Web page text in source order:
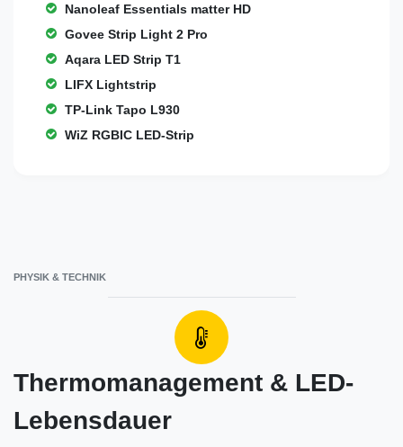
Nanoleaf Essentials matter HD
Govee Strip Light 2 Pro
Aqara LED Strip T1
LIFX Lightstrip
TP-Link Tapo L930
WiZ RGBIC LED-Strip
PHYSIK & TECHNIK
Thermomanagement & LED-
Lebensdauer